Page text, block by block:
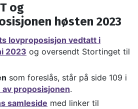
og
høsten 2023
lovproposisjon vedtatt i
2023 og oversendt Stortinget til
som foreslås, står på side 109 i
av proposisjonen.
samleside med linker til